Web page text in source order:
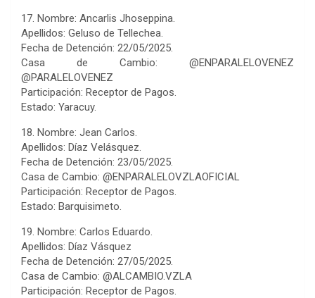
17. Nombre: Ancarlis Jhoseppina.
Apellidos: Geluso de Tellechea.
Fecha de Detención: 22/05/2025.
Casa de Cambio: @ENPARALELOVENEZ
@PARALELOVENEZ
Participación: Receptor de Pagos.
Estado: Yaracuy.
18. Nombre: Jean Carlos.
Apellidos: Díaz Velásquez.
Fecha de Detención: 23/05/2025.
Casa de Cambio: @ENPARALELOVZLAOFICIAL
Participación: Receptor de Pagos.
Estado: Barquisimeto.
19. Nombre: Carlos Eduardo.
Apellidos: Díaz Vásquez
Fecha de Detención: 27/05/2025.
Casa de Cambio: @ALCAMBIO.VZLA
Participación: Receptor de Pagos.